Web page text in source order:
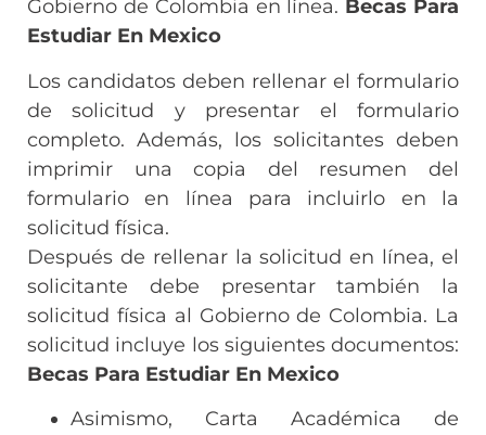
Gobierno de Colombia en línea. Becas Para
Estudiar En Mexico
Los candidatos deben rellenar el formulario
de solicitud y presentar el formulario
completo. Además, los solicitantes deben
imprimir una copia del resumen del
formulario en línea para incluirlo en la
solicitud física.
Después de rellenar la solicitud en línea, el
solicitante debe presentar también la
solicitud física al Gobierno de Colombia. La
solicitud incluye los siguientes documentos:
Becas Para Estudiar En Mexico
Asimismo, Carta Académica de